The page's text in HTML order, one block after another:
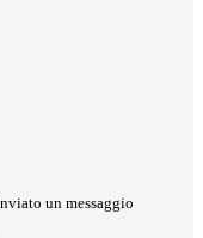
un messaggio